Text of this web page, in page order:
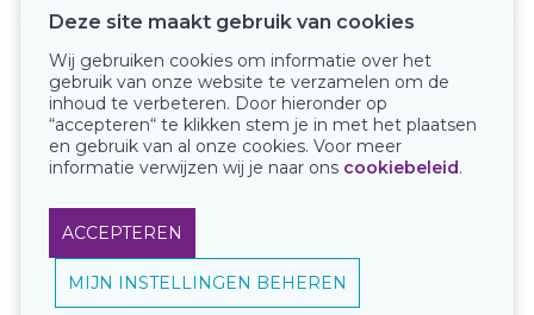
Onze keurmerken
Deze site maakt gebruik van cookies
Wij gebruiken cookies om informatie over het
gebruik van onze website te verzamelen om de
inhoud te verbeteren. Door hieronder op
“accepteren“ te klikken stem je in met het plaatsen
en gebruik van al onze cookies. Voor meer
informatie verwijzen wij je naar ons cookiebeleid.
ACCEPTEREN
MIJN INSTELLINGEN BEHEREN